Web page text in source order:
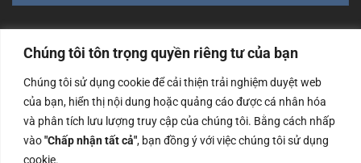
Chúng tôi tôn trọng quyền riêng tư của bạn
Chúng tôi sử dụng cookie để cải thiện trải nghiệm duyệt web
của bạn, hiển thị nội dung hoặc quảng cáo được cá nhân hóa
và phân tích lưu lượng truy cập của chúng tôi. Bằng cách nhấp
vào"Chấp nhận tất cả", bạn đồng ý với việc chúng tôi sử dụng
cookie.
Công ty TNHH Nam Bình Xương - Số ĐKKD: 0108783483
cấp ngày 14/06/2019 bởi Sở Kế Hoạch và Đầu Tư Tp. Hà